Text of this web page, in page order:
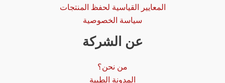
المعايير القياسية لحفظ المنتجات
سياسة الخصوصية
عن الشركة
من نحن؟
المدونة الطبية